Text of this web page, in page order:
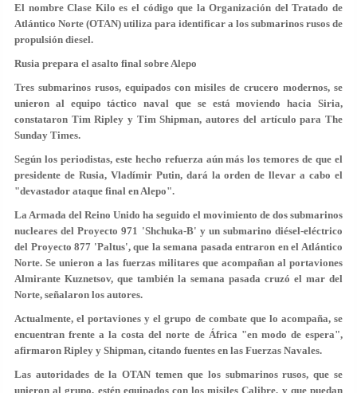
El nombre Clase Kilo es el código que la Organización del Tratado de
Atlántico Norte (OTAN) utiliza para identificar a los submarinos rusos de
propulsión diesel.
Rusia prepara el asalto final sobre Alepo
Tres submarinos rusos, equipados con misiles de crucero modernos, se
unieron al equipo táctico naval que se está moviendo hacia Siria,
constataron Tim Ripley y Tim Shipman, autores del artículo para The
Sunday Times.
Según los periodistas, este hecho refuerza aún más los temores de que el
presidente de Rusia, Vladímir Putin, dará la orden de llevar a cabo el
"devastador ataque final en Alepo".
La Armada del Reino Unido ha seguido el movimiento de dos submarinos
nucleares del Proyecto 971 'Shchuka-B' y un submarino diésel-eléctrico
del Proyecto 877 'Paltus', que la semana pasada entraron en el Atlántico
Norte. Se unieron a las fuerzas militares que acompañan al portaviones
Almirante Kuznetsov, que también la semana pasada cruzó el mar del
Norte, señalaron los autores.
Actualmente, el portaviones y el grupo de combate que lo acompaña, se
encuentran frente a la costa del norte de África "en modo de espera",
afirmaron Ripley y Shipman, citando fuentes en las Fuerzas Navales.
Las autoridades de la OTAN temen que los submarinos rusos, que se
unieron al grupo, estén equipados con los misiles Calibre, y que puedan